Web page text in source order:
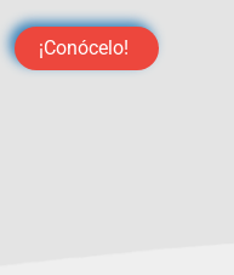
¡Conócelo!